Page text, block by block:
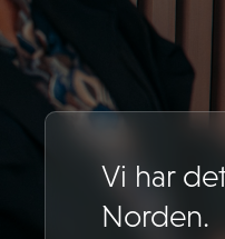
Vi har
Norden.